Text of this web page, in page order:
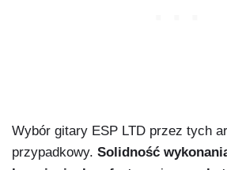
Wybór gitary ESP LTD przez tych
przypadkowy. Solidność